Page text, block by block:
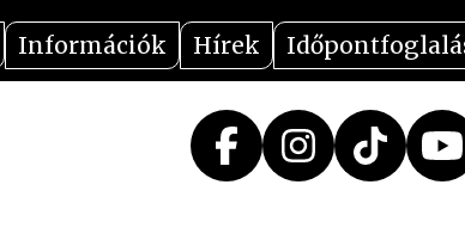
Információk Hírek